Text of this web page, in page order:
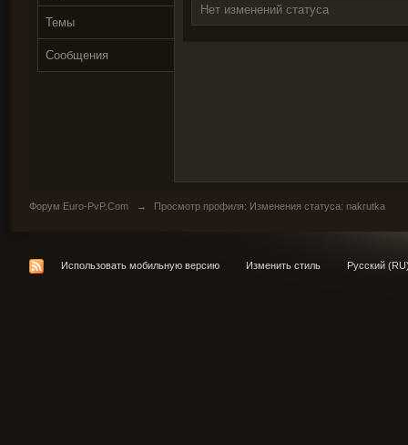
Темы
Сообщения
Нет изменений статуса
Форум Euro-PvP.Com → Просмотр профиля: Изменения статуса: nakrutka
Использовать мобильную версию Изменить стиль Русский